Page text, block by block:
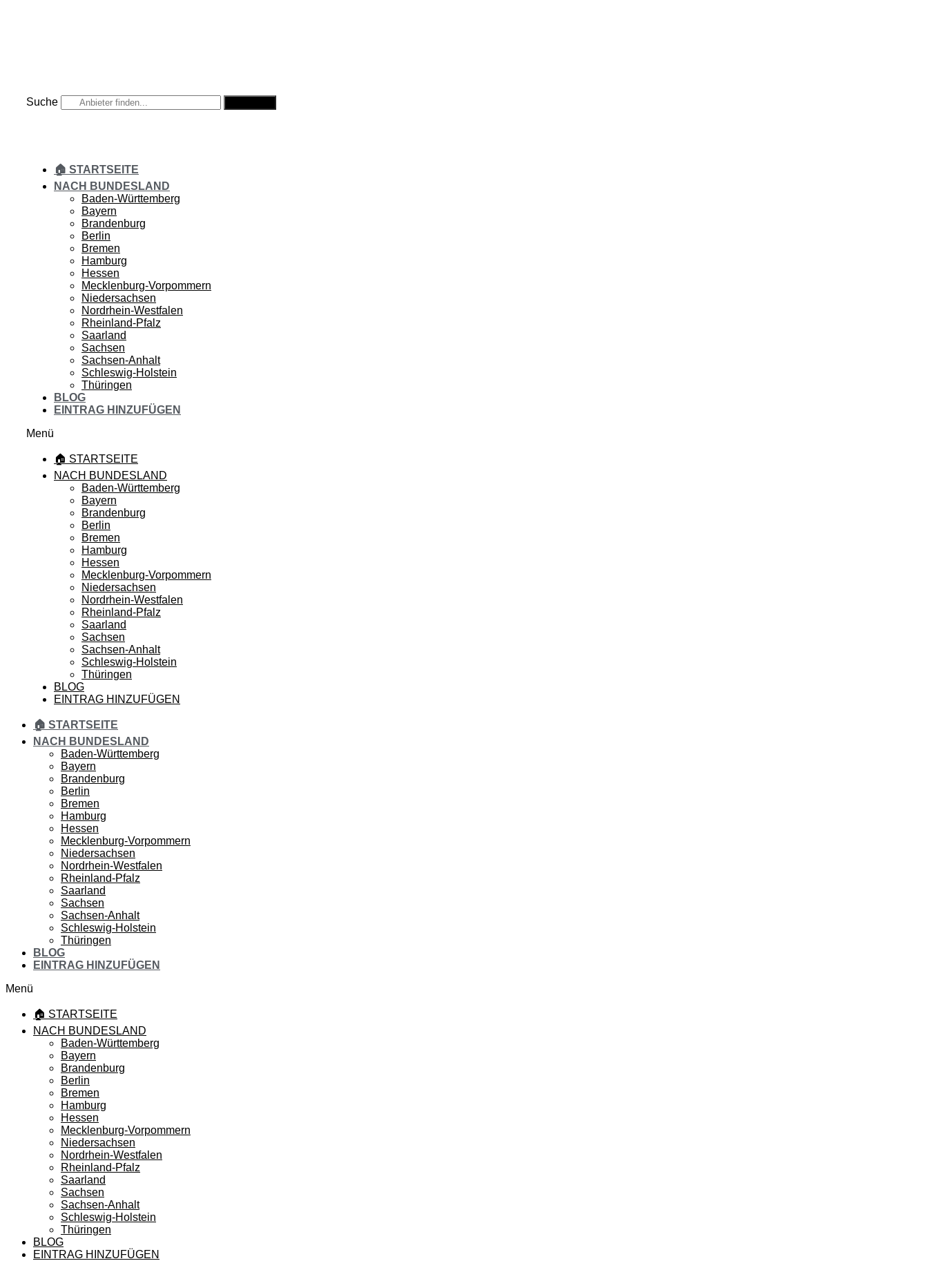
Suche
🏠 STARTSEITE
NACH BUNDESLAND
Baden-Württemberg
Bayern
Brandenburg
Berlin
Bremen
Hamburg
Hessen
Mecklenburg-Vorpommern
Niedersachsen
Nordrhein-Westfalen
Rheinland-Pfalz
Saarland
Sachsen
Sachsen-Anhalt
Schleswig-Holstein
Thüringen
BLOG
EINTRAG HINZUFÜGEN
Menü
🏠 STARTSEITE
NACH BUNDESLAND
Baden-Württemberg
Bayern
Brandenburg
Berlin
Bremen
Hamburg
Hessen
Mecklenburg-Vorpommern
Niedersachsen
Nordrhein-Westfalen
Rheinland-Pfalz
Saarland
Sachsen
Sachsen-Anhalt
Schleswig-Holstein
Thüringen
BLOG
EINTRAG HINZUFÜGEN
🏠 STARTSEITE
NACH BUNDESLAND
Baden-Württemberg
Bayern
Brandenburg
Berlin
Bremen
Hamburg
Hessen
Mecklenburg-Vorpommern
Niedersachsen
Nordrhein-Westfalen
Rheinland-Pfalz
Saarland
Sachsen
Sachsen-Anhalt
Schleswig-Holstein
Thüringen
BLOG
EINTRAG HINZUFÜGEN
Menü
🏠 STARTSEITE
NACH BUNDESLAND
Baden-Württemberg
Bayern
Brandenburg
Berlin
Bremen
Hamburg
Hessen
Mecklenburg-Vorpommern
Niedersachsen
Nordrhein-Westfalen
Rheinland-Pfalz
Saarland
Sachsen
Sachsen-Anhalt
Schleswig-Holstein
Thüringen
BLOG
EINTRAG HINZUFÜGEN